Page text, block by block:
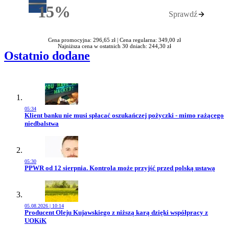
15%Rabatu Sprawdź
Cena promocyjna: 296,65 zł | Cena regularna: 349,00 zł
Najniższa cena w ostatnich 30 dniach: 244,30 zł
Ostatnio dodane
05:34
Przejdź do artykułu:
Klient banku nie musi spłacać oszukańczej pożyczki - mimo rażącego
niedbalstwa
05:30
Przejdź do artykułu:
PPWR od 12 sierpnia. Kontrola może przyjść przed polską ustawą
05.08.2026 | 10:14
Przejdź do artykułu:
Producent Oleju Kujawskiego z niższą karą dzięki współpracy z
UOKiK